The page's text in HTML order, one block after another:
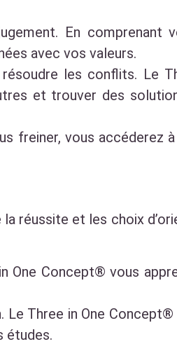
En comprenant
avec vos valeurs.
les conflits. Le
et trouver des
freiner, vous accéderez
réussite et les choix
One Concept® vous
Three in One Concept®
études.